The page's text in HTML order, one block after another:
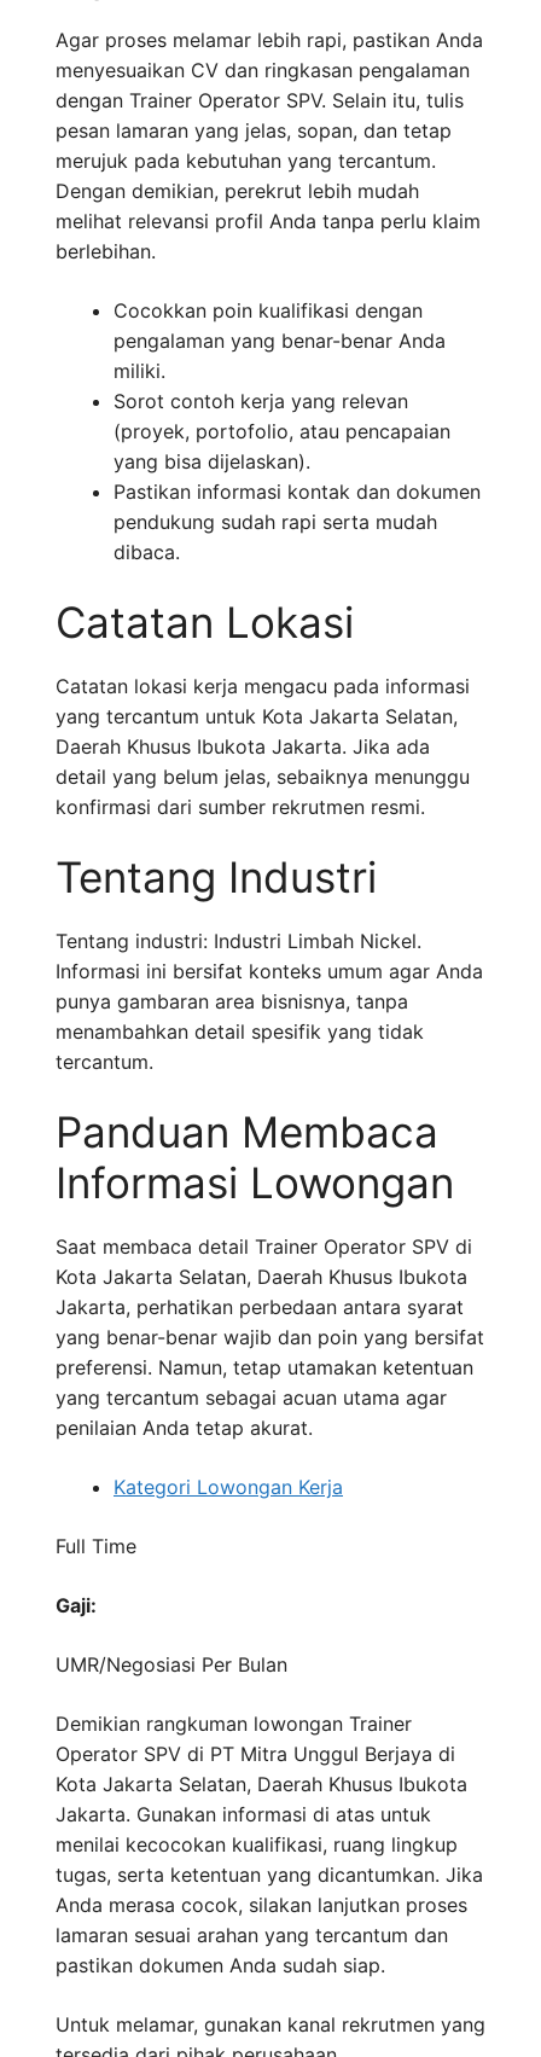
Agar proses melamar lebih rapi, pastikan Anda
menyesuaikan CV dan ringkasan pengalaman
dengan Trainer Operator SPV. Selain itu, tulis
pesan lamaran yang jelas, sopan, dan tetap
merujuk pada kebutuhan yang tercantum.
Dengan demikian, perekrut lebih mudah
melihat relevansi profil Anda tanpa perlu klaim
berlebihan.
Cocokkan poin kualifikasi dengan
pengalaman yang benar-benar Anda
miliki.
Sorot contoh kerja yang relevan
(proyek, portofolio, atau pencapaian
yang bisa dijelaskan).
Pastikan informasi kontak dan dokumen
pendukung sudah rapi serta mudah
dibaca.
Catatan Lokasi
Catatan lokasi kerja mengacu pada informasi
yang tercantum untuk Kota Jakarta Selatan,
Daerah Khusus Ibukota Jakarta. Jika ada
detail yang belum jelas, sebaiknya menunggu
konfirmasi dari sumber rekrutmen resmi.
Tentang Industri
Tentang industri: Industri Limbah Nickel.
Informasi ini bersifat konteks umum agar Anda
punya gambaran area bisnisnya, tanpa
menambahkan detail spesifik yang tidak
tercantum.
Panduan Membaca
Informasi Lowongan
Saat membaca detail Trainer Operator SPV di
Kota Jakarta Selatan, Daerah Khusus Ibukota
Jakarta, perhatikan perbedaan antara syarat
yang benar-benar wajib dan poin yang bersifat
preferensi. Namun, tetap utamakan ketentuan
yang tercantum sebagai acuan utama agar
penilaian Anda tetap akurat.
Kategori Lowongan Kerja
Full Time
Gaji:
UMR/Negosiasi Per Bulan
Demikian rangkuman lowongan Trainer
Operator SPV di PT Mitra Unggul Berjaya di
Kota Jakarta Selatan, Daerah Khusus Ibukota
Jakarta. Gunakan informasi di atas untuk
menilai kecocokan kualifikasi, ruang lingkup
tugas, serta ketentuan yang dicantumkan. Jika
Anda merasa cocok, silakan lanjutkan proses
lamaran sesuai arahan yang tercantum dan
pastikan dokumen Anda sudah siap.
Untuk melamar, gunakan kanal rekrutmen yang